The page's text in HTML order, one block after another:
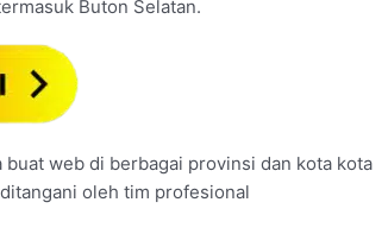
Buton Selatan.
web di berbagai provinsi dan kota kota
oleh tim profesional